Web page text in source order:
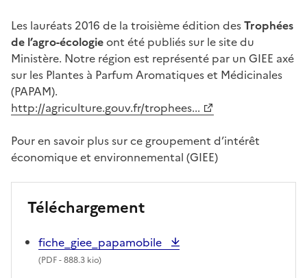
Les lauréats 2016 de la troisième édition desTrophées
de l’agro-écologieont été publiés sur le site du
Ministère. Notre région est représenté par un GIEE axé
sur les Plantes à Parfum Aromatiques et Médicinales
(PAPAM).
http://agriculture.gouv.fr/trophees...
Pour en savoir plus sur ce groupement d’intérêt
économique et environnemental (GIEE)
Téléchargement
fiche_giee_papamobile
(PDF- 888.3 kio)